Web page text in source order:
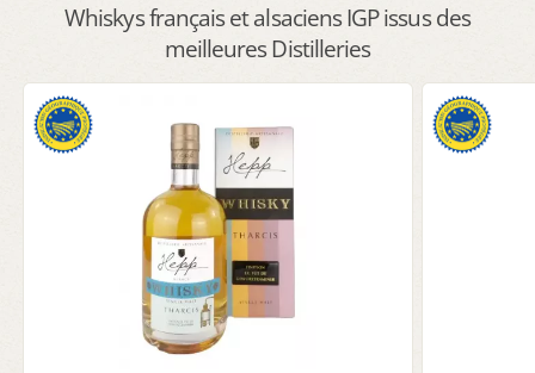
Whiskys français et alsaciens IGP issus des
meilleures Distilleries